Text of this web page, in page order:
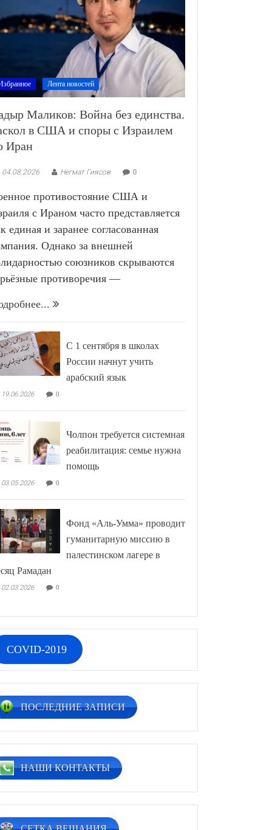
Лента новостей
Маликов: Война без единства.
в США и споры с Израилем
Иран
04.08.2026 Негмат Гиясов 0
противостояние США и
с Ираном часто представляется
единая и заранее согласованная
Однако за внешней
союзников скрываются
противоречия —
С 1 сентября в школах
России начнут учить
арабский язык
19.06.2026 0
Чолпон требуется системная
реабилитация: семье нужна
помощь
03.05.2026 0
Фонд «Аль-Умма» проводит
гуманитарную миссию в
палестинском лагере в
Рамадан
02.03.2026 0
COVID-2019
ПОСЛЕДНИЕ ЗАПИСИ
НАШИ КОНТАКТЫ